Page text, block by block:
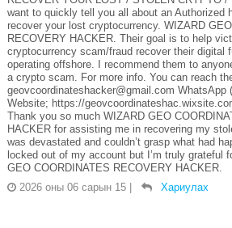
want to quickly tell you all about an Authorized
recover your lost cryptocurrency. WIZARD
RECOVERY HACKER. Their goal is to help
cryptocurrency scam/fraud recover their digital
operating offshore. I recommend them to
a crypto scam. For more info. You can reach
geovcoordinateshacker@gmail.com WhatsApp
Website; https://
Thank you so much WIZARD GEO
HACKER for assisting me in recovering my
was devastated and couldn’t grasp what had
locked out of my account but I’m truly grateful
GEO COORDINATES RECOVERY HACKER.
2026 оны 06 сарын 15
Хариулах